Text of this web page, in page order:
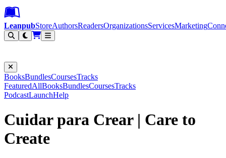
Leanpub Header
Leanpub Navigation
Skip to main content
Go to Leanpub.com
LeanpubStoreAuthorsReadersOrganizationsServicesMarketing
BooksBundlesCoursesTracks
FeaturedAllBooksBundlesCoursesTracks
PodcastLaunchHelp
Cuidar para Crear | Care to
Create